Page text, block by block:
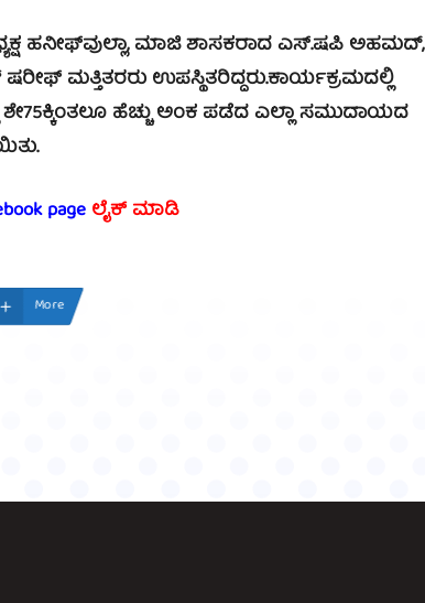
ಹನೀಫ್‍ವುಲ್ಲಾ, ಮಾಜಿ ಶಾಸಕರಾದ ಎಸ್.ಷಪಿ ಅಹಮದ್,
ಮತ್ತಿತರರು ಉಪಸ್ಥಿತರಿದ್ದರು.ಕಾರ್ಯಕ್ರಮದಲ್ಲಿ
ಹೆಚ್ಚು ಅಂಕ ಪಡೆದ ಎಲ್ಲಾ ಸಮುದಾಯದ
page ಲೈಕ್ ಮಾಡಿ
More